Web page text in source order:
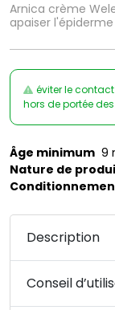
Arnica crème
apaiser
éviter le
hors de portée
Âge minimum 9
Nature de
Description
Conseil